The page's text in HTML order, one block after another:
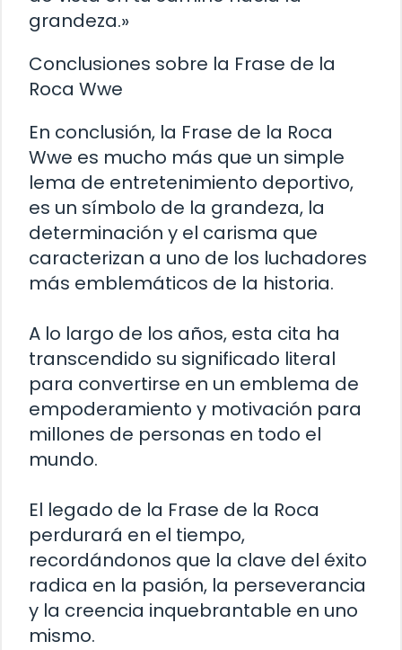
grandeza.»
Conclusiones sobre la Frase de la
Roca Wwe
En conclusión, la Frase de la Roca
Wwe es mucho más que un simple
lema de entretenimiento deportivo,
es un símbolo de la grandeza, la
determinación y el carisma que
caracterizan a uno de los luchadores
más emblemáticos de la historia.
A lo largo de los años, esta cita ha
transcendido su significado literal
para convertirse en un emblema de
empoderamiento y motivación para
millones de personas en todo el
mundo.
El legado de la Frase de la Roca
perdurará en el tiempo,
recordándonos que la clave del éxito
radica en la pasión, la perseverancia
y la creencia inquebrantable en uno
mismo.